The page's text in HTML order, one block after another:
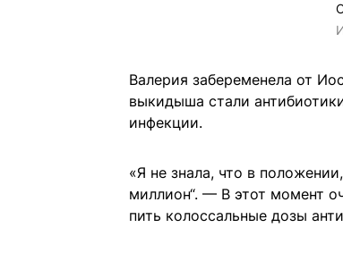
Валерия забеременела от
выкидыша стали
инфекции.
«Я не знала, что в
миллион“. — В этот момент
пить колоссальные дозы